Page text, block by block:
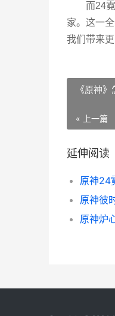
而24
家。这一
我们带来
《原神
« 上一篇
延伸阅读
原神彼